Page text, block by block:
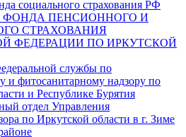
социального страхования РФ
ФОНДА ПЕНСИОННОГО И
СТРАХОВАНИЯ
ФЕДЕРАЦИИ ПО ИРКУТСКОЙ
службы по
и фитосанитарному надзору по
и Республике Бурятия
отдел Управления
по Иркутской области в г. Зиме